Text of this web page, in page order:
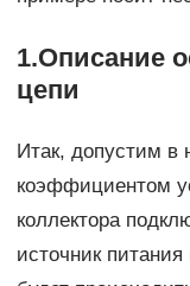
1.Описание
цепи
Итак, допустим в
коэффициентом
коллектора
источник питания